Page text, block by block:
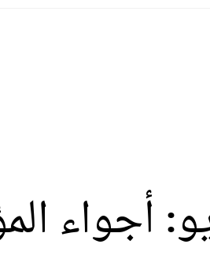
أجواء